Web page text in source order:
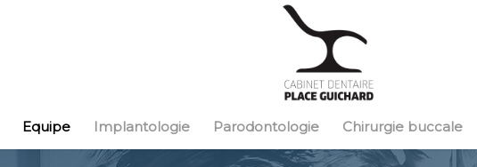
Equipe Implantologie Parodontologie Chirurgie buccale